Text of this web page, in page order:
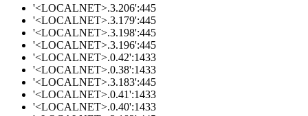
'<LOCALNET>.3.206':445
'<LOCALNET>.3.179':445
'<LOCALNET>.3.198':445
'<LOCALNET>.3.196':445
'<LOCALNET>.0.42':1433
'<LOCALNET>.0.38':1433
'<LOCALNET>.3.183':445
'<LOCALNET>.0.41':1433
'<LOCALNET>.0.40':1433